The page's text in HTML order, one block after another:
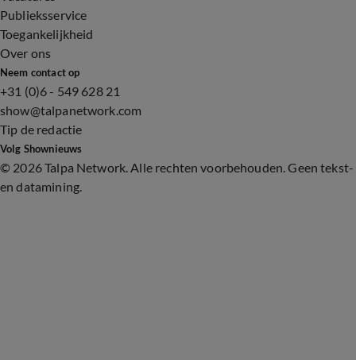
Publieksservice
Toegankelijkheid
Over ons
Neem contact op
+31 (0)6 - 549 628 21
show@talpanetwork.com
Tip de redactie
Volg Shownieuws
© 2026 Talpa Network. Alle rechten voorbehouden. Geen tekst-
en datamining.